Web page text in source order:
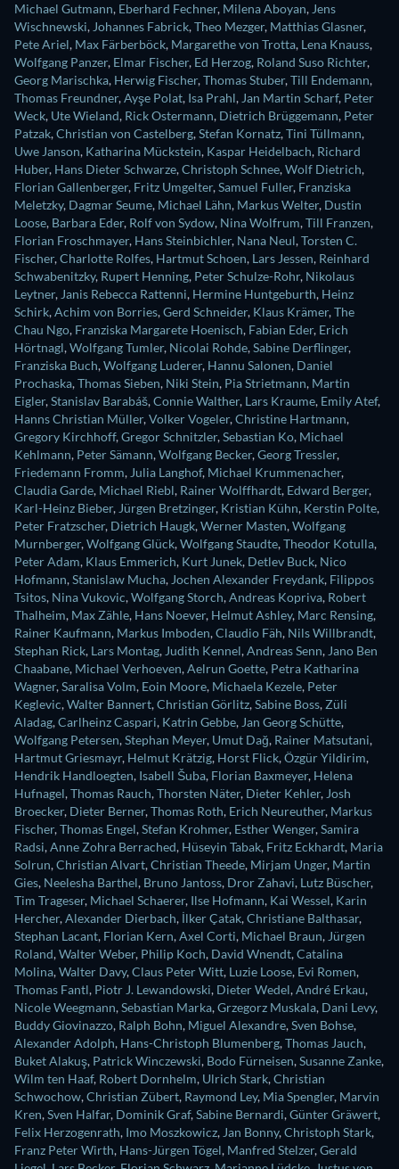
Michael Gutmann, Eberhard Fechner, Milena Aboyan, Jens
Wischnewski, Johannes Fabrick,Theo Mezger, Matthias Glasner,
Pete Ariel, Max Färberböck, Margarethe von Trotta, Lena Knauss,
Wolfgang Panzer, Elmar Fischer, Ed Herzog, Roland Suso Richter,
Georg Marischka, Herwig Fischer,Thomas Stuber,Till Endemann,
Thomas Freundner,Ayşe Polat, Isa Prahl, Jan Martin Scharf, Peter
Weck, Ute Wieland, Rick Ostermann, Dietrich Brüggemann, Peter
Patzak,Christian von Castelberg,Stefan Kornatz,Tini Tüllmann,
Uwe Janson, Katharina Mückstein, Kaspar Heidelbach, Richard
Huber, Hans Dieter Schwarze,Christoph Schnee,Wolf Dietrich,
Florian Gallenberger, Fritz Umgelter,Samuel Fuller, Franziska
Meletzky, Dagmar Seume, Michael Lähn, Markus Welter, Dustin
Loose, Barbara Eder, Rolf von Sydow, Nina Wolfrum,Till Franzen,
Florian Froschmayer, Hans Steinbichler, Nana Neul,Torsten C.
Fischer,Charlotte Rolfes, Hartmut Schoen, Lars Jessen, Reinhard
Schwabenitzky, Rupert Henning, Peter Schulze-Rohr, Nikolaus
Leytner, Janis Rebecca Rattenni, Hermine Huntgeburth, Heinz
Schirk,Achim von Borries,Gerd Schneider, Klaus Krämer,The
Chau Ngo, Franziska Margarete Hoenisch, Fabian Eder, Erich
Hörtnagl,Wolfgang Tumler, Nicolai Rohde,Sabine Derflinger,
Franziska Buch,Wolfgang Luderer, Hannu Salonen, Daniel
Prochaska,Thomas Sieben, Niki Stein, Pia Strietmann, Martin
Eigler,Stanislav Barabáš,Connie Walther, Lars Kraume, Emily Atef,
Hanns Christian Müller,Volker Vogeler,Christine Hartmann,
Gregory Kirchhoff,Gregor Schnitzler,Sebastian Ko, Michael
Kehlmann, Peter Sämann,Wolfgang Becker,Georg Tressler,
Friedemann Fromm, Julia Langhof, Michael Krummenacher,
Claudia Garde, Michael Riebl, Rainer Wolffhardt, Edward Berger,
Karl-Heinz Bieber, Jürgen Bretzinger, Kristian Kühn, Kerstin Polte,
Peter Fratzscher, Dietrich Haugk,Werner Masten,Wolfgang
Murnberger,Wolfgang Glück,Wolfgang Staudte,Theodor Kotulla,
Peter Adam, Klaus Emmerich, Kurt Junek, Detlev Buck, Nico
Hofmann,Stanislaw Mucha, Jochen Alexander Freydank, Filippos
Tsitos, Nina Vukovic,Wolfgang Storch,Andreas Kopriva, Robert
Thalheim, Max Zähle, Hans Noever, Helmut Ashley, Marc Rensing,
Rainer Kaufmann, Markus Imboden,Claudio Fäh, Nils Willbrandt,
Stephan Rick, Lars Montag, Judith Kennel,Andreas Senn, Jano Ben
Chaabane, Michael Verhoeven,Aelrun Goette, Petra Katharina
Wagner,Saralisa Volm, Eoin Moore, Michaela Kezele, Peter
Keglevic,Walter Bannert,Christian Görlitz,Sabine Boss, Züli
Aladag,Carlheinz Caspari, Katrin Gebbe, Jan Georg Schütte,
Wolfgang Petersen,Stephan Meyer, Umut Dağ, Rainer Matsutani,
Hartmut Griesmayr, Helmut Krätzig, Horst Flick,Özgür Yildirim,
Hendrik Handloegten, Isabell Šuba, Florian Baxmeyer, Helena
Hufnagel,Thomas Rauch,Thorsten Näter, Dieter Kehler, Josh
Broecker, Dieter Berner,Thomas Roth, Erich Neureuther, Markus
Fischer,Thomas Engel,Stefan Krohmer, Esther Wenger,Samira
Radsi,Anne Zohra Berrached, Hüseyin Tabak, Fritz Eckhardt, Maria
Solrun,Christian Alvart,Christian Theede, Mirjam Unger, Martin
Gies, Neelesha Barthel, Bruno Jantoss, Dror Zahavi, Lutz Büscher,
Tim Trageser, Michael Schaerer, Ilse Hofmann, Kai Wessel, Karin
Hercher,Alexander Dierbach, İlker Çatak,Christiane Balthasar,
Stephan Lacant, Florian Kern,Axel Corti, Michael Braun, Jürgen
Roland,Walter Weber, Philip Koch, David Wnendt,Catalina
Molina,Walter Davy,Claus Peter Witt, Luzie Loose, Evi Romen,
Thomas Fantl, Piotr J. Lewandowski, Dieter Wedel,André Erkau,
Nicole Weegmann,Sebastian Marka,Grzegorz Muskala, Dani Levy,
Buddy Giovinazzo, Ralph Bohn, Miguel Alexandre,Sven Bohse,
Alexander Adolph, Hans-Christoph Blumenberg,Thomas Jauch,
Buket Alakuş, Patrick Winczewski, Bodo Fürneisen,Susanne Zanke,
Wilm ten Haaf, Robert Dornhelm, Ulrich Stark,Christian
Schwochow,Christian Zübert, Raymond Ley, Mia Spengler, Marvin
Kren,Sven Halfar, Dominik Graf,Sabine Bernardi,Günter Gräwert,
Felix Herzogenrath, Imo Moszkowicz, Jan Bonny,Christoph Stark,
Franz Peter Wirth, Hans-Jürgen Tögel, Manfred Stelzer,Gerald